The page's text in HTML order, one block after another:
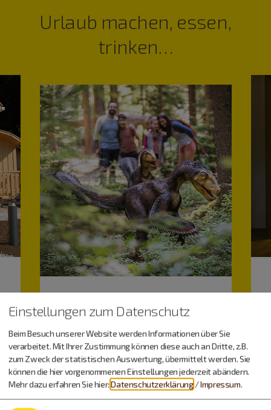
Urlaub machen, essen,
trinken…
Dinos & Fossilien
Einstellungen zum Datenschutz
Beim Besuch unserer Website werden Informationen über Sie
verarbeitet. Mit Ihrer Zustimmung können diese auch an Dritte, z.B.
zum Zweck der statistischen Auswertung, übermittelt werden. Sie
können die hier vorgenommenen Einstellungen jederzeit abändern.
Mehr dazu erfahren Sie hier:Datenschutzerklärung /Impressum.